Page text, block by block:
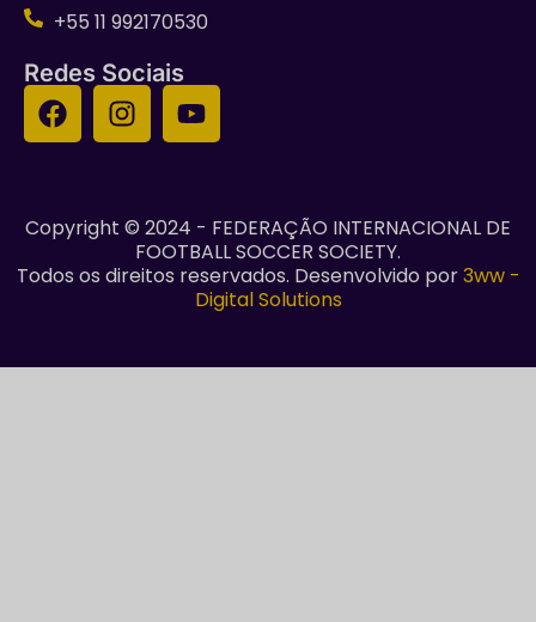
+55 11 992170530
Redes Sociais
Copyright © 2024 - FEDERAÇÃO INTERNACIONAL DE
FOOTBALL SOCCER SOCIETY.
Todos os direitos reservados. Desenvolvido por3ww -
Digital Solutions